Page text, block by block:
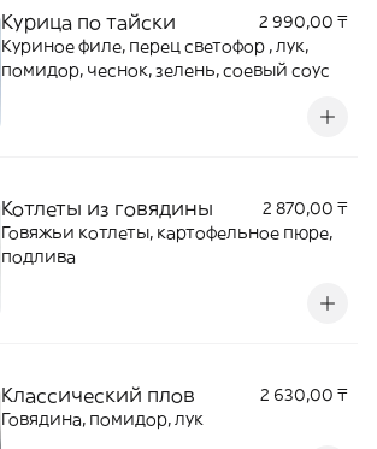
Курица по тайски
2 990,00 ₸
Куриное филе, перец светофор , лук,
помидор, чеснок, зелень, соевый соус
Котлеты из говядины
2 870,00 ₸
Говяжьи котлеты, картофельное пюре,
подлива
Классический плов
2 630,00 ₸
Говядина, помидор, лук